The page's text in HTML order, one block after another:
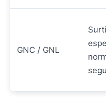
GNC / GNL